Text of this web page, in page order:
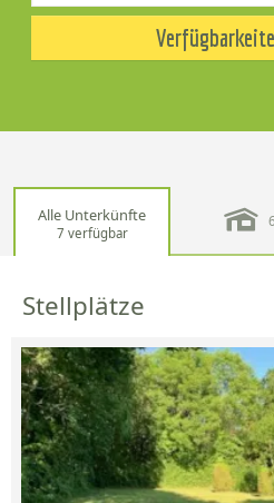
Alle Unterkünfte
7 verfügbar
6
Stellplätze